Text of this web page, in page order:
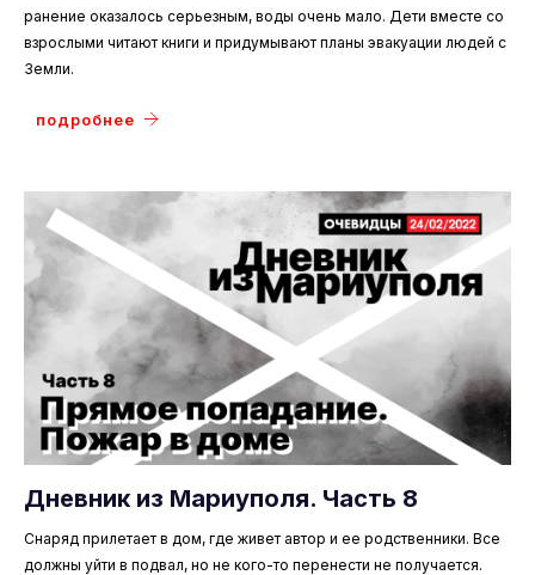
ранение оказалось серьезным, воды очень мало. Дети вместе со
взрослыми читают книги и придумывают планы эвакуации людей с
Земли.
подробнее
Дневник из Мариуполя. Часть 8
Снаряд прилетает в дом, где живет автор и ее родственники. Все
должны уйти в подвал, но не кого-то перенести не получается.